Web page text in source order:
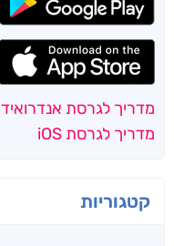
מדריך לגרסת אנדרואיד
מדריך לגרסת iOS
קטגוריות